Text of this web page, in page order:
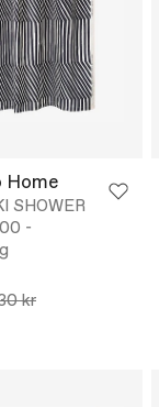
Home
SHOWER
-
kr